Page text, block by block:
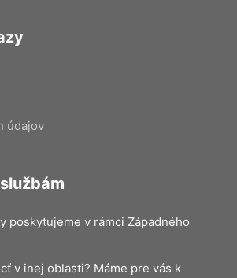
údajov
poskytujeme v rámci Západného
v inej oblasti? Máme pre vás k